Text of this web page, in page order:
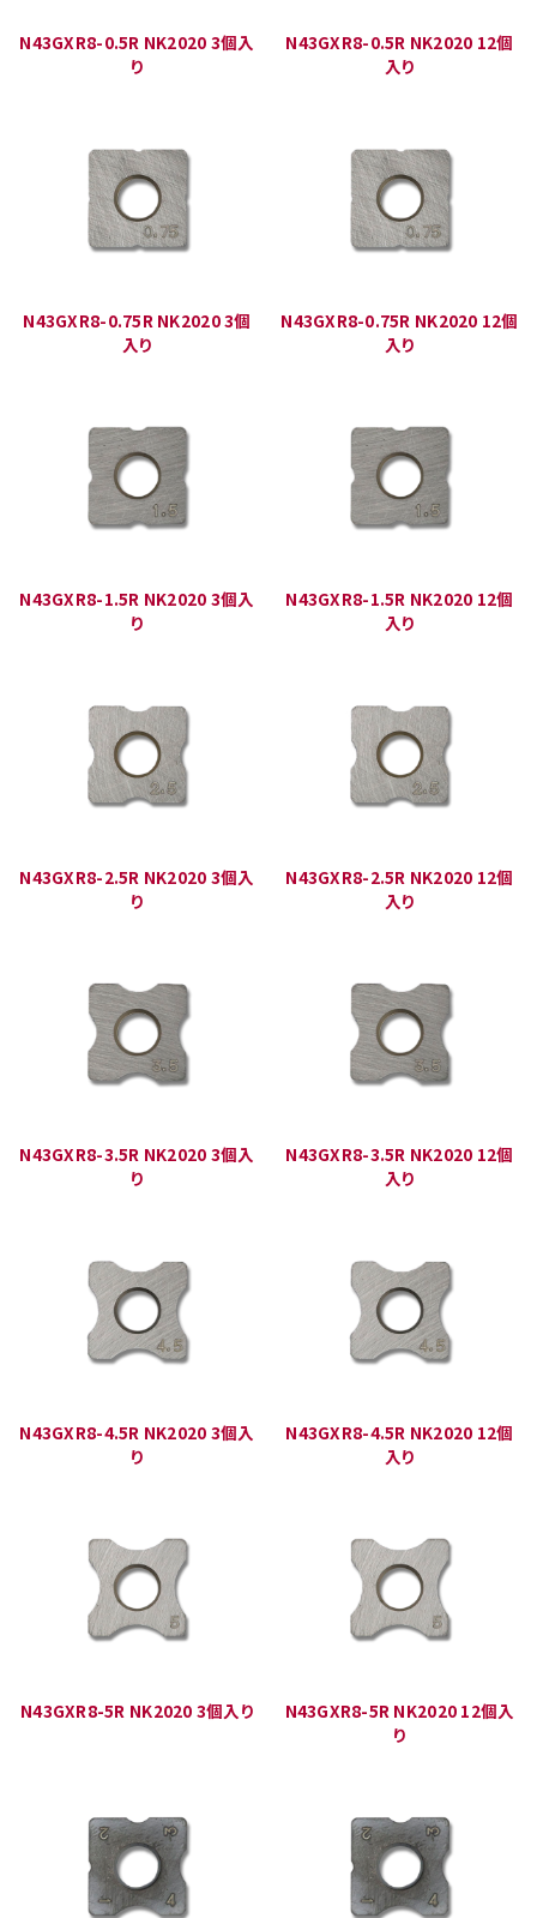
N43GXR8-0.5R NK2020 3個入
り
N43GXR8-0.5R NK2020 12個
入り
N43GXR8-0.75R NK2020 3個
入り
N43GXR8-0.75R NK2020 12個
入り
N43GXR8-1.5R NK2020 3個入
り
N43GXR8-1.5R NK2020 12個
入り
N43GXR8-2.5R NK2020 3個入
り
N43GXR8-2.5R NK2020 12個
入り
N43GXR8-3.5R NK2020 3個入
り
N43GXR8-3.5R NK2020 12個
入り
N43GXR8-4.5R NK2020 3個入
り
N43GXR8-4.5R NK2020 12個
入り
N43GXR8-5R NK2020 3個入り
N43GXR8-5R NK2020 12個入
り